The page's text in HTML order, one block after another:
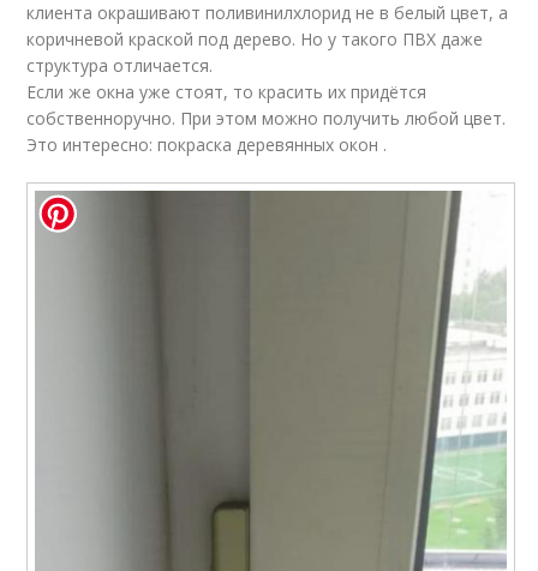
клиента окрашивают поливинилхлорид не в белый цвет, а
коричневой краской под дерево. Но у такого ПВХ даже
структура отличается.
Если же окна уже стоят, то красить их придётся
собственноручно. При этом можно получить любой цвет.
Это интересно: покраска деревянных окон .